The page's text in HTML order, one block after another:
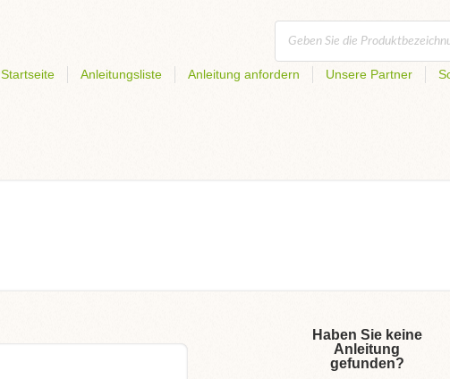
Startseite Anleitungsliste Anleitung anfordern Unsere Partner
Haben Sie keine
Anleitung
gefunden?